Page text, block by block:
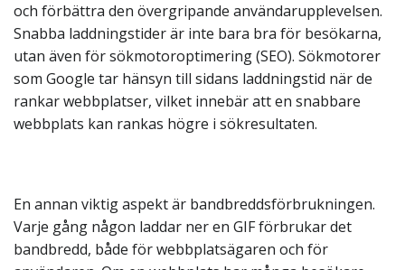
och förbättra den övergripande användarupplevelsen.
Snabba laddningstider är inte bara bra för besökarna,
utan även för sökmotoroptimering (SEO). Sökmotorer
som Google tar hänsyn till sidans laddningstid när de
rankar webbplatser, vilket innebär att en snabbare
webbplats kan rankas högre i sökresultaten.
En annan viktig aspekt är bandbreddsförbrukningen.
Varje gång någon laddar ner en GIF förbrukar det
bandbredd, både för webbplatsägaren och för